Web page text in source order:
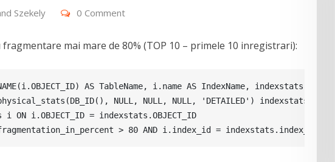
Szekely 0 Comment
mai mare de 80% (TOP 10 – primele 10 inregistrari):
AS TableName, i.name AS IndexName,
NULL, NULL, NULL, 'DETAILED') indexstats
i ON i.OBJECT_ID = indexstats.OBJECT_ID
> 80 AND i.index_id = indexstats.index_id;